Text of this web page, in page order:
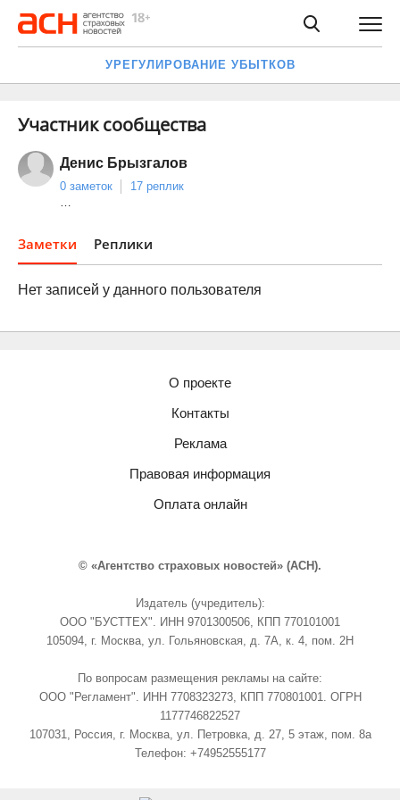
УРЕГУЛИРОВАНИЕ УБЫТКОВ
Участник сообщества
Денис Брызгалов
0 заметок
17 реплик
…
Заметки Реплики
Нет записей у данного пользователя
О проекте
Контакты
Реклама
Правовая информация
Оплата онлайн
© «Агентство страховых новостей» (АСН).
Издатель (учредитель):
ООО "БУСТТЕХ". ИНН 9701300506, КПП 770101001
105094, г. Москва, ул. Гольяновская, д. 7А, к. 4, пом. 2Н
По вопросам размещения рекламы на сайте:
ООО "Регламент". ИНН 7708323273, КПП 770801001. ОГРН
1177746822527
107031, Россия, г. Москва, ул. Петровка, д. 27, 5 этаж, пом. 8а
Телефон: +74952555177